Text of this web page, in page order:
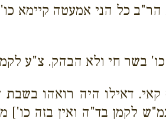
כל הני אמעטה קיימא
בשר חי ולא הבהק. צ"ע
קאי. דאילו היה רואהו בשבת
לקמן בד"ה ואין בזה כו']